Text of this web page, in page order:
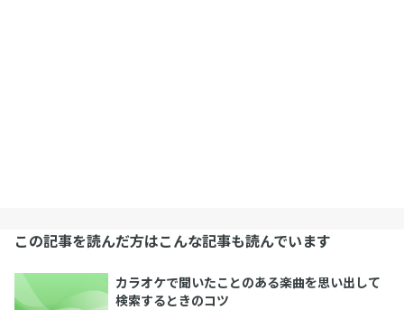
この記事を読んだ方はこんな記事も読んでいます
カラオケで聞いたことのある楽曲を思い出して
検索するときのコツ